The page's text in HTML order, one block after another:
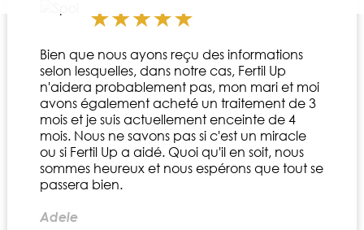
Bien que nous ayons reçu des informations
selon lesquelles, dans notre cas, Fertil Up
n'aidera probablement pas, mon mari et moi
avons également acheté un traitement de 3
mois et je suis actuellement enceinte de 4
mois. Nous ne savons pas si c'est un miracle
ou si Fertil Up a aidé. Quoi qu'il en soit, nous
sommes heureux et nous espérons que tout se
passera bien.
Adele